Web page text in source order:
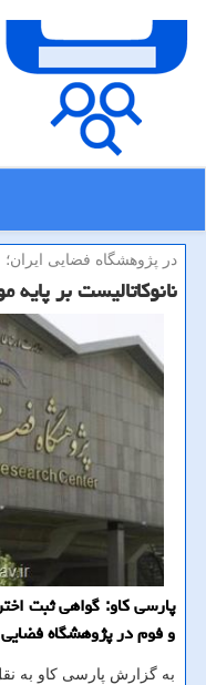
در پژوهشگاه فضایی ایران؛
نانوكاتالیست بر
پارسی كاو: گواهی ثبت
و فوم در پژوهشگاه
به گزارش پارسی كاو به